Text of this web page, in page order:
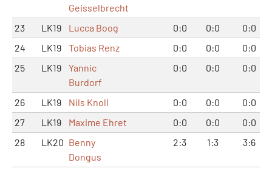
Geisselbrecht
23 LK19 Lucca Boog 0:0 0:0
0:0
24
LK19 Tobias Renz 0:0 0:0
0:0
25
LK19
Yannic
Burdorf
0:0 0:0 0:0
26 LK19 Nils Knoll 0:0 0:0
0:0
27
LK19 Maxime Ehret 0:0 0:0
0:0
28
LK20 Benny
Dongus
2:3 1:3 3:6